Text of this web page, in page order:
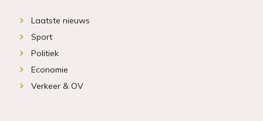
Laatste nieuws
Sport
Politiek
Economie
Verkeer & OV